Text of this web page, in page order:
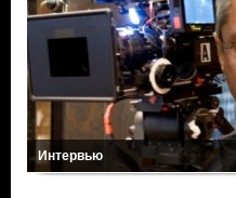
Интервью